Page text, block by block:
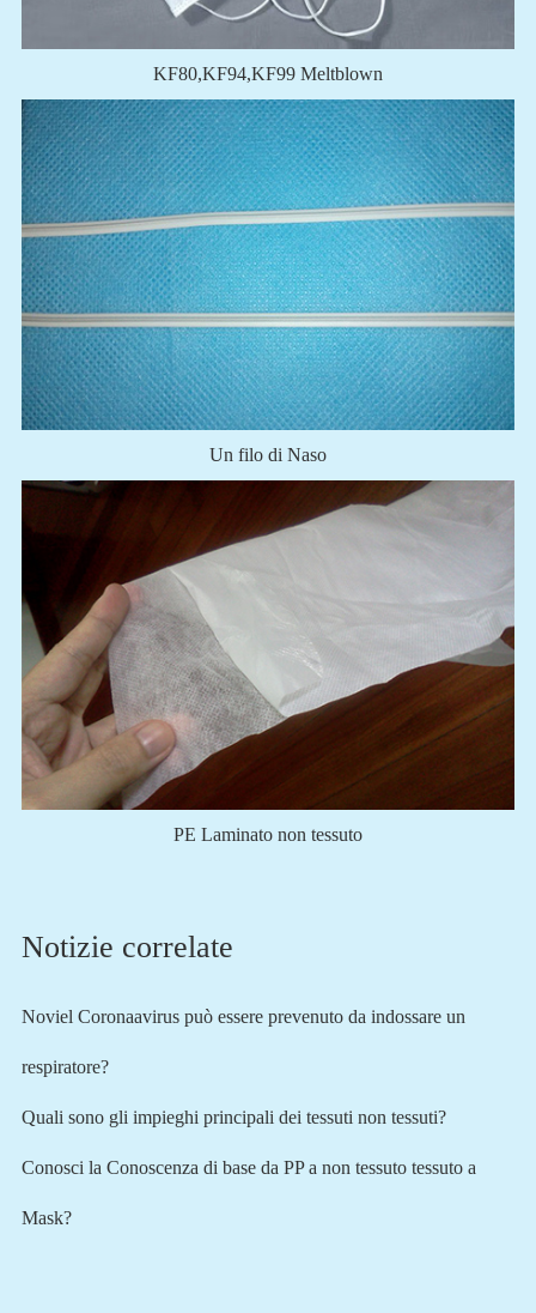
KF80,KF94,KF99 Meltblown
Un filo di Naso
PE Laminato non tessuto
Notizie correlate
Noviel Coronaavirus può essere prevenuto da indossare un
respiratore?
Quali sono gli impieghi principali dei tessuti non tessuti?
Conosci la Conoscenza di base da PP a non tessuto tessuto a
Mask?